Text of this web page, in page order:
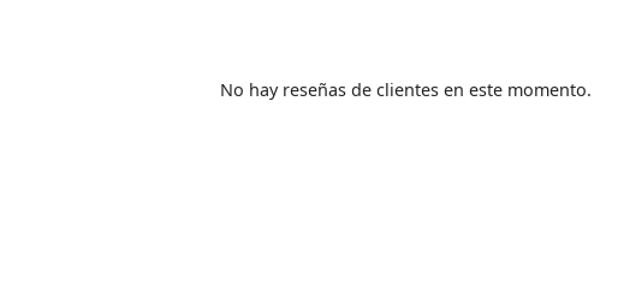
No hay reseñas de clientes en este momento.